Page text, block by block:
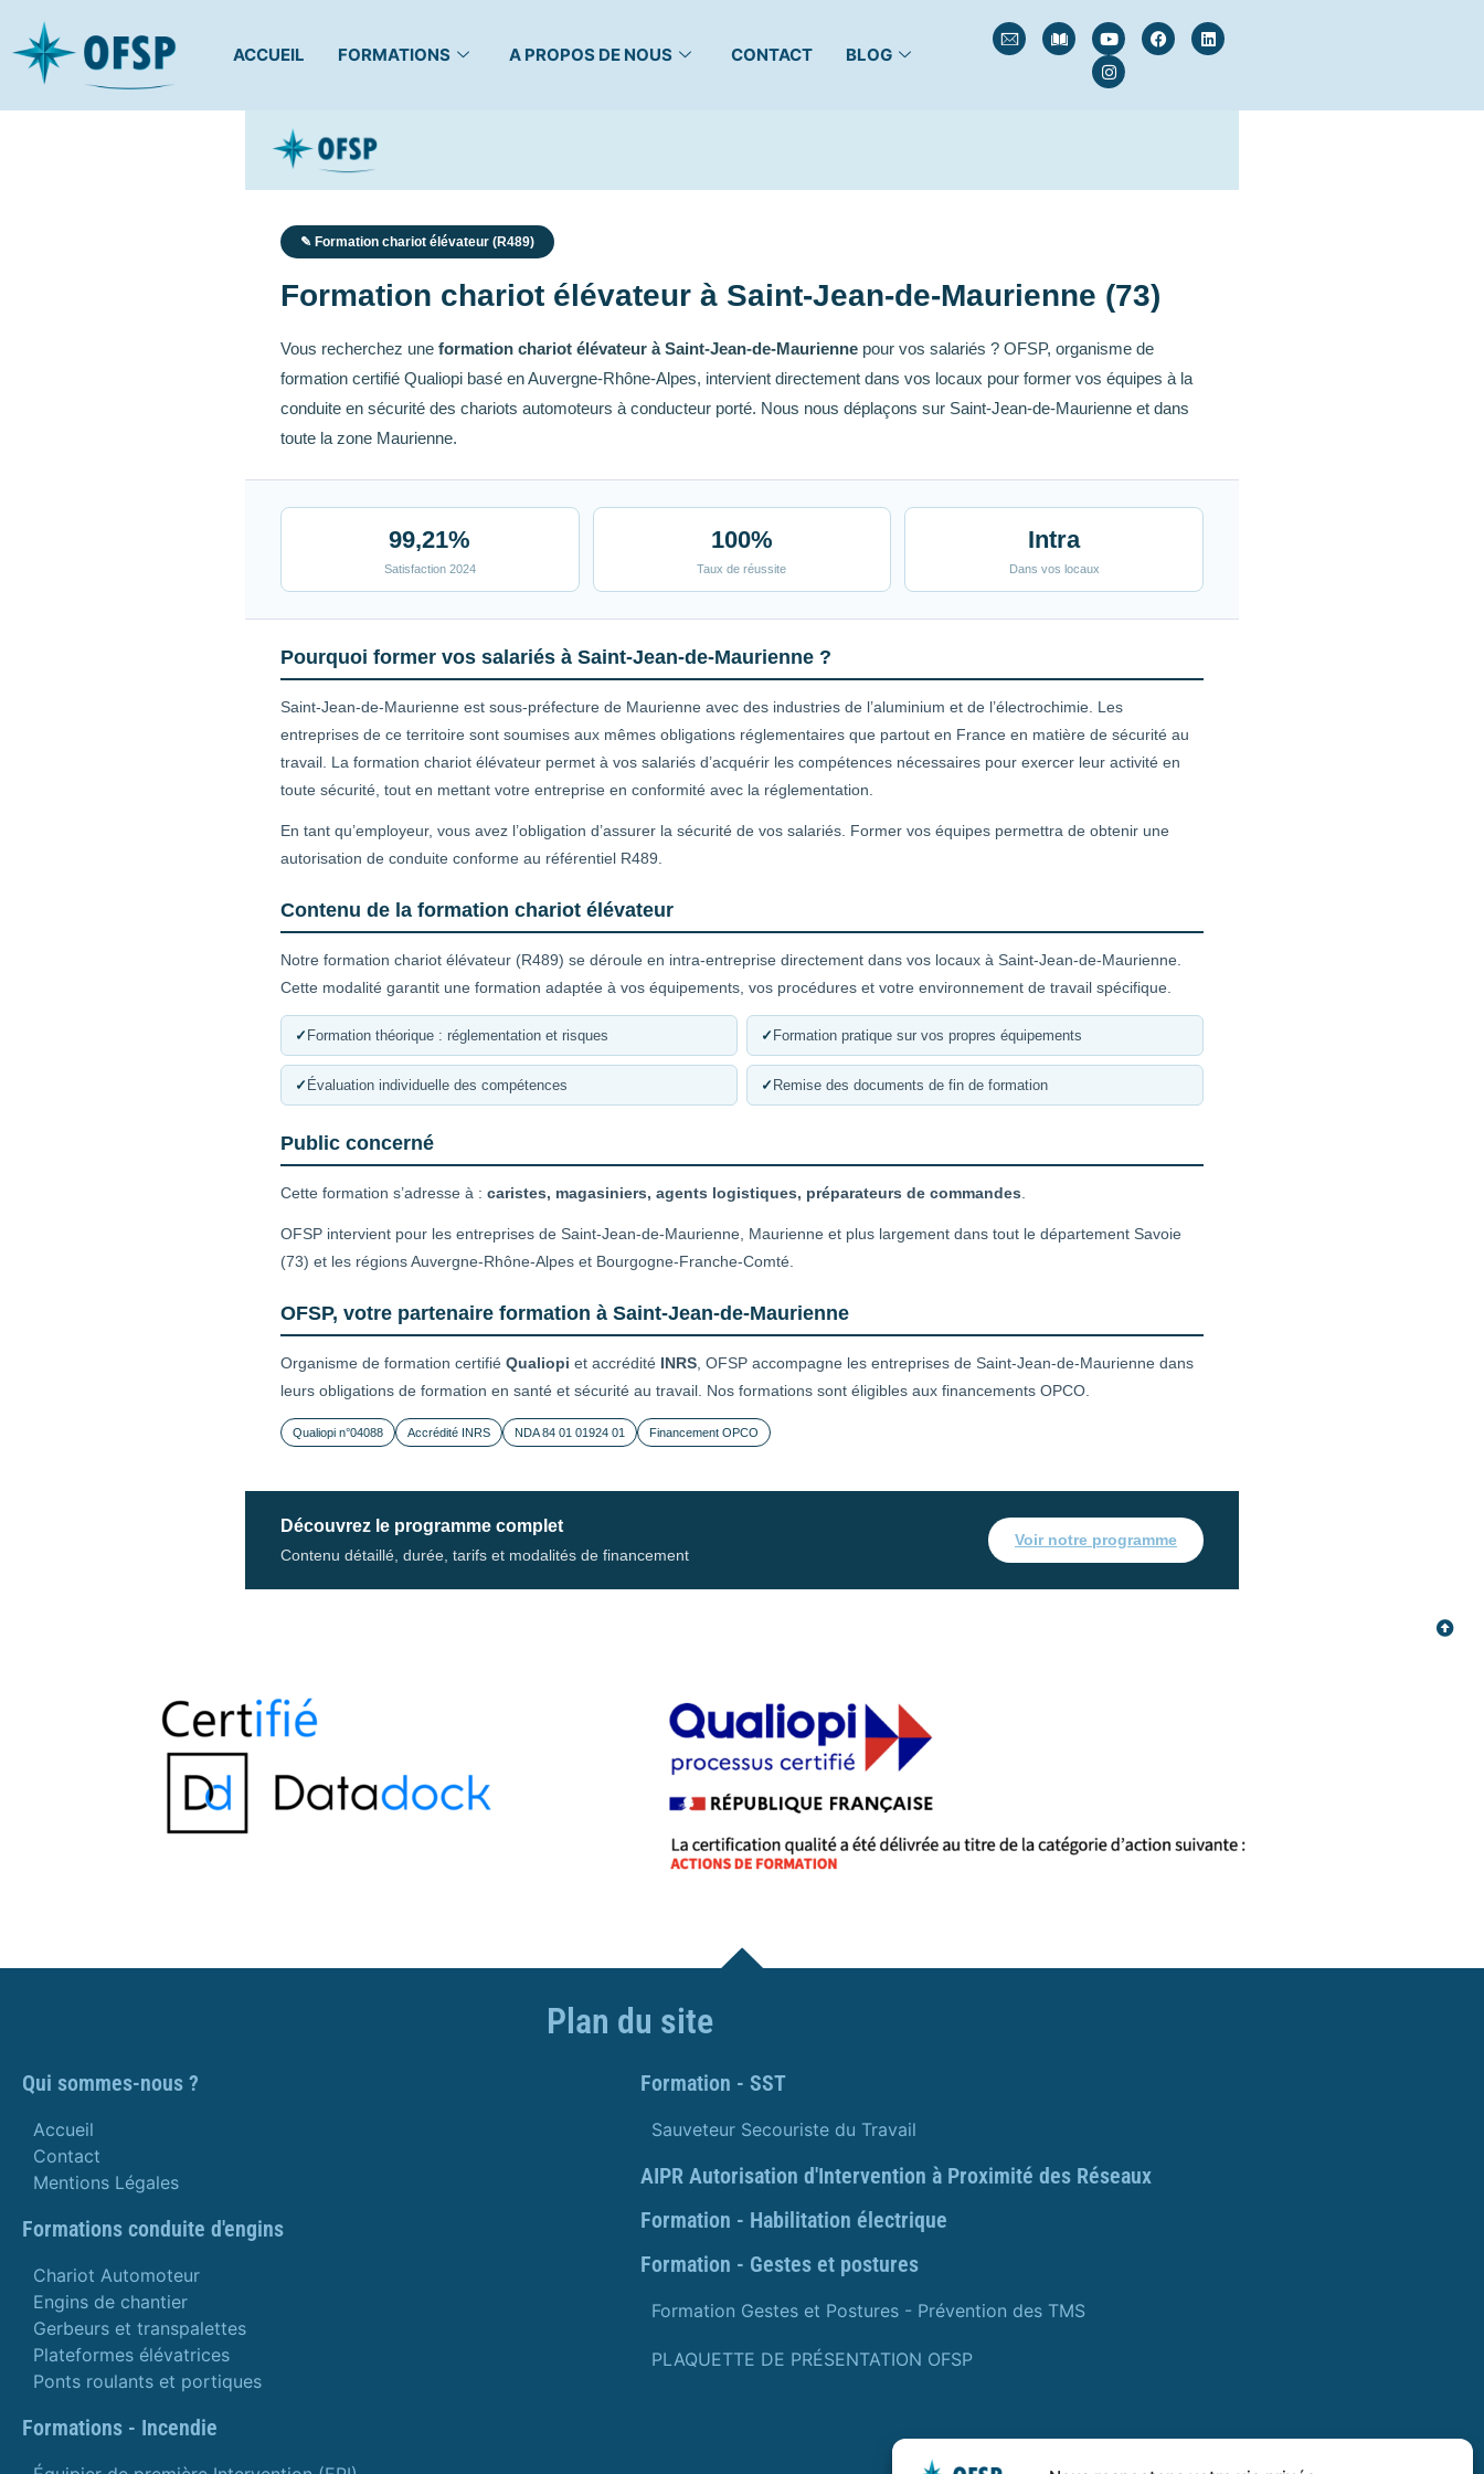
ACCUEIL FORMATIONS A PROPOS DE NOUS CONTACT BLOG
✎ Formation chariot élévateur (R489)
Formation chariot élévateur à Saint-Jean-de-Maurienne (73)
Vous recherchez une formation chariot élévateur à Saint-Jean-de-Maurienne pour vos salariés ? OFSP, organisme de
formation certifié Qualiopi basé en Auvergne-Rhône-Alpes, intervient directement dans vos locaux pour former vos équipes à la
conduite en sécurité des chariots automoteurs à conducteur porté. Nous nous déplaçons sur Saint-Jean-de-Maurienne et dans
toute la zone Maurienne.
99,21%
Satisfaction 2024
100%
Taux de réussite
Intra
Dans vos locaux
Pourquoi former vos salariés à Saint-Jean-de-Maurienne ?
Saint-Jean-de-Maurienne est sous-préfecture de Maurienne avec des industries de l’aluminium et de l’électrochimie. Les
entreprises de ce territoire sont soumises aux mêmes obligations réglementaires que partout en France en matière de sécurité au
travail. La formation chariot élévateur permet à vos salariés d’acquérir les compétences nécessaires pour exercer leur activité en
toute sécurité, tout en mettant votre entreprise en conformité avec la réglementation.
En tant qu’employeur, vous avez l’obligation d’assurer la sécurité de vos salariés. Former vos équipes permettra de obtenir une
autorisation de conduite conforme au référentiel R489.
Contenu de la formation chariot élévateur
Notre formation chariot élévateur (R489) se déroule en intra-entreprise directement dans vos locaux à Saint-Jean-de-Maurienne.
Cette modalité garantit une formation adaptée à vos équipements, vos procédures et votre environnement de travail spécifique.
✓ Formation théorique : réglementation et risques ✓ Formation pratique sur vos propres équipements
✓ Évaluation individuelle des compétences ✓ Remise des documents de fin de formation
Public concerné
Cette formation s’adresse à : caristes, magasiniers, agents logistiques, préparateurs de commandes
OFSP intervient pour les entreprises de Saint-Jean-de-Maurienne, Maurienne et plus largement dans tout le département Savoie
(73) et les régions Auvergne-Rhône-Alpes et Bourgogne-Franche-Comté.
OFSP, votre partenaire formation à Saint-Jean-de-Maurienne
Organisme de formation certifié Qualiopi et accrédité INRS , OFSP accompagne les entreprises de Saint-Jean-de-Maurienne dans
leurs obligations de formation en santé et sécurité au travail. Nos formations sont éligibles aux financements OPCO.
Qualiopi n°04088 Accrédité INRS NDA 84 01 01924 01 Financement OPCO
Découvrez le programme complet
Contenu détaillé, durée, tarifs et modalités de financement
Voir notre programme
Plan du site
Qui sommes-nous ?
Accueil
Contact
Mentions Légales
Formations conduite d'engins
Chariot Automoteur
Engins de chantier
Gerbeurs et transpalettes
Plateformes élévatrices
Ponts roulants et portiques
Formations - Incendie
Formation - SST
Sauveteur Secouriste du Travail
AIPR Autorisation d'Intervention à Proximité des Réseaux
Formation - Habilitation électrique
Formation - Gestes et postures
Formation Gestes et Postures - Prévention des TMS
PLAQUETTE DE PRÉSENTATION OFSP